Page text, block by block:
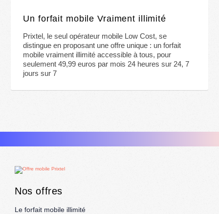
Un forfait mobile Vraiment illimité
Prixtel, le seul opérateur mobile Low Cost, se
distingue en proposant une offre unique : un forfait
mobile vraiment illimité accessible à tous, pour
seulement 49,99 euros par mois 24 heures sur 24, 7
jours sur 7
Nos offres
Le forfait mobile illimité